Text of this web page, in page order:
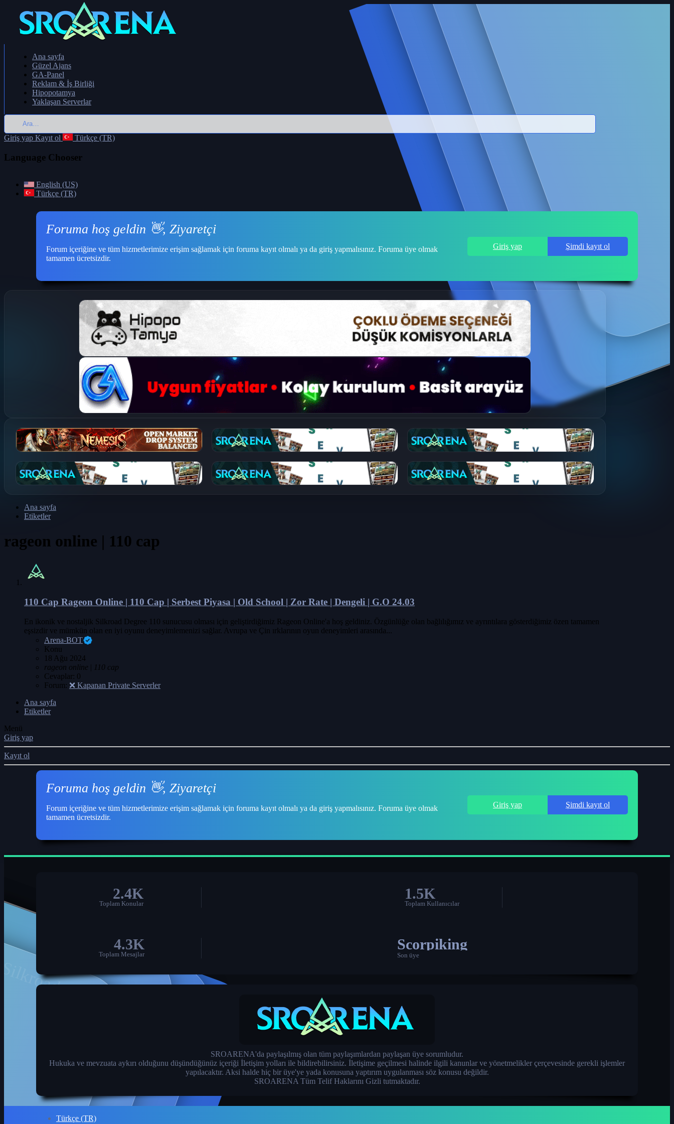
Ana sayfa
Güzel Ajans
GA-Panel
Reklam & İş Birliği
Hipopotamya
Yaklaşan Serverlar
Giriş yap Kayıt ol Türkçe (TR)
Language Chooser
English (US)
Türkçe (TR)
Foruma hoş geldin 👋, Ziyaretçi
Forum içeriğine ve tüm hizmetlerimize erişim sağlamak için foruma kayıt olmalı ya da giriş yapmalısınız. Foruma üye olmak
tamamen ücretsizdir.
Giriş yap Şimdi kayıt ol
Ana sayfa
Etiketler
rageon online | 110 cap
110 Cap Rageon Online | 110 Cap | Serbest Piyasa | Old School | Zor Rate | Dengeli | G.O 24.03
En ikonik ve nostaljik Silkroad Degree 110 sunucusu olması için geliştirdiğimiz Rageon Online'a hoş geldiniz. Özgünlüğe olan bağlılığımız ve ayrıntılara gösterdiğimiz özen tamamen
eşsizdir ve mümkün olan en iyi oyunu deneyimlemenizi sağlar. Avrupa ve Çin ırklarının oyun deneyimleri arasında...
Arena-BOT
Konu
18 Ağu 2024
rageon online | 110 cap
Cevaplar: 0
Forum: ❌ Kapanan Private Serverler
Ana sayfa
Etiketler
Menü
Giriş yap
Kayıt ol
Foruma hoş geldin 👋, Ziyaretçi
Forum içeriğine ve tüm hizmetlerimize erişim sağlamak için foruma kayıt olmalı ya da giriş yapmalısınız. Foruma üye olmak
tamamen ücretsizdir.
Giriş yap Şimdi kayıt ol
Forum
2.4K
Toplam Konular
4.3K
Toplam Mesajlar
1.5K
Toplam Kullanıcılar
Scorpiking
Son üye
SROARENA'da paylaşılmış olan tüm paylaşımlardan paylaşan üye sorumludur.
Hukuka ve mevzuata aykırı olduğunu düşündüğünüz içeriği İletişim yolları ile bildirebilirsiniz. İletişime geçilmesi halinde ilgili kanunlar ve yönetmelikler çerçevesinde gerekli işlemler
yapılacaktır. Aksi halde hiç bir üye'ye yada konusuna yaptırım uygulanması söz konusu değildir.
SROARENA Tüm Telif Haklarını Gizli tutmaktadır.
Türkçe (TR)